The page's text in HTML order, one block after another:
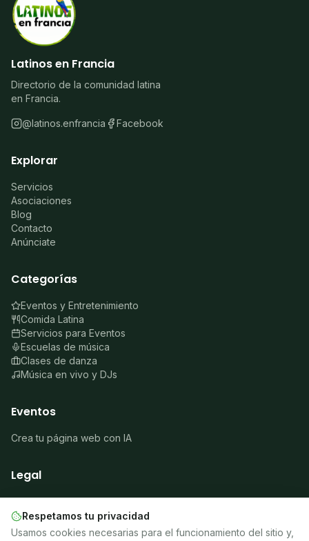
Latinos en Francia
Directorio de la comunidad latina
en Francia.
@latinos.enfrancia Facebook
Explorar
Servicios
Asociaciones
Blog
Contacto
Anúnciate
Categorías
Eventos y Entretenimiento
Comida Latina
Servicios para Eventos
Escuelas de música
Clases de danza
Música en vivo y DJs
Eventos
Crea tu página web con IA
Legal
Sobre nosotros
Aviso legal
Privacidad
Respetamos tu privacidad
Usamos cookies necesarias para el funcionamiento del sitio y,